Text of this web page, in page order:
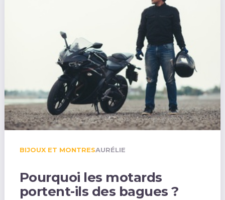
BIJOUX ET MONTRESAURÉLIE
Pourquoi les motards
portent-ils des bagues ?